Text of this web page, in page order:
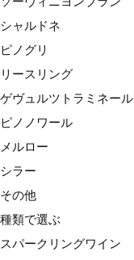
シャルドネ
ピノグリ
リースリング
ゲヴュルツトラミネール
ピノノワール
メルロー
シラー
その他
種類で選ぶ
スパークリングワイン